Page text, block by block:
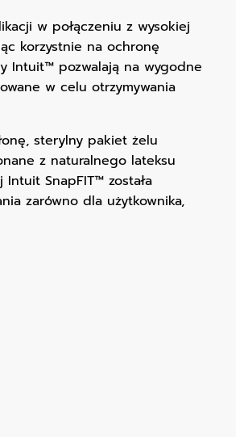
w połączeniu z wysokiej
korzystnie na ochronę
Intuit™ pozwalają na wygodne
w celu otrzymywania
sterylny pakiet żelu
z naturalnego lateksu
SnapFIT™ została
zarówno dla użytkownika,